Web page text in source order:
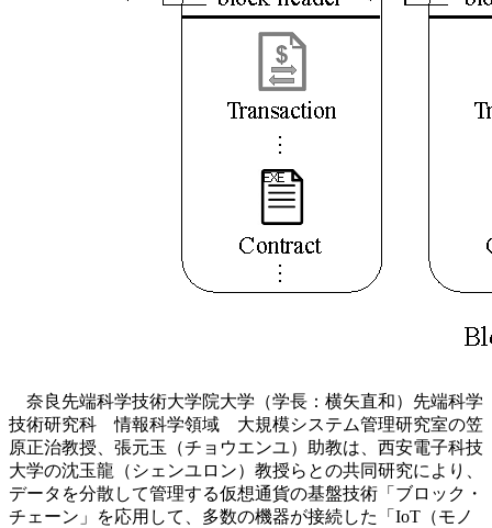
奈良先端科学技術大学院大学（学長：横矢直和）先端科学
技術研究科 情報科学領域 大規模システム管理研究室の笠
原正治教授、張元玉（チョウエンユ）助教は、西安電子科技
大学の沈玉龍（シェンユロン）教授らとの共同研究により、
データを分散して管理する仮想通貨の基盤技術「ブロック・
チェーン」を応用して、多数の機器が接続した「IoT（モノ